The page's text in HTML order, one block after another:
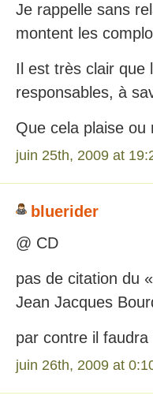
Je rappelle sans
montent les
Il est très clair que
responsables, à
Que cela plaise ou
juin 25th, 2009 at
bluerider
@ CD
pas de citation du
Jean Jacques
par contre il
juin 26th, 2009 at